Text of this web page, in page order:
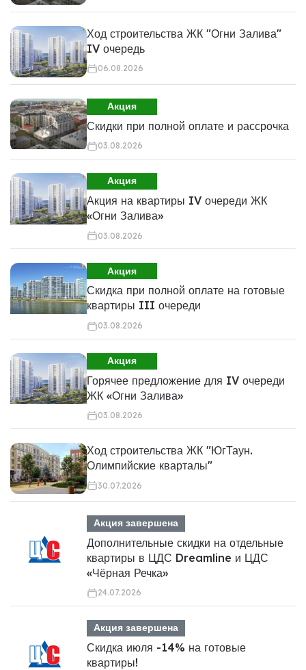
Ход строительства ЖК "Огни Залива"
IV очередь
06.08.2026
Акция
Скидки при полной оплате и рассрочка
03.08.2026
Акция
Акция на квартиры IV очереди ЖК
«Огни Залива»
03.08.2026
Акция
Скидка при полной оплате на готовые
квартиры III очереди
03.08.2026
Акция
Горячее предложение для IV очереди
ЖК «Огни Залива»
03.08.2026
Ход строительства ЖК "ЮгТаун.
Олимпийские кварталы"
30.07.2026
Акция завершена
Дополнительные скидки на отдельные
квартиры в ЦДС Dreamline и ЦДС
«Чёрная Речка»
24.07.2026
Акция завершена
Скидка июля -14% на готовые
квартиры!